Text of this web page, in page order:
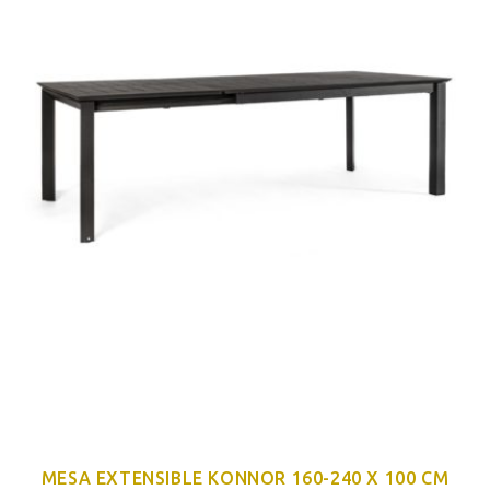
MESA EXTENSIBLE KONNOR 160-240 X 100 CM